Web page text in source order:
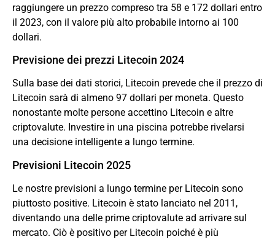
raggiungere un prezzo compreso tra 58 e 172 dollari entro
il 2023, con il valore più alto probabile intorno ai 100
dollari.
Previsione dei prezzi Litecoin 2024
Sulla base dei dati storici, Litecoin prevede che il prezzo di
Litecoin sarà di almeno 97 dollari per moneta. Questo
nonostante molte persone accettino Litecoin e altre
criptovalute. Investire in una piscina potrebbe rivelarsi
una decisione intelligente a lungo termine.
Previsioni Litecoin 2025
Le nostre previsioni a lungo termine per Litecoin sono
piuttosto positive. Litecoin è stato lanciato nel 2011,
diventando una delle prime criptovalute ad arrivare sul
mercato. Ciò è positivo per Litecoin poiché è più